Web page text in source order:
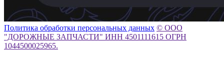
Политика обработки персональных данных © ООО
"ДОРОЖНЫЕ ЗАПЧАСТИ" ИНН 4501111615 ОГРН
1044500025965.